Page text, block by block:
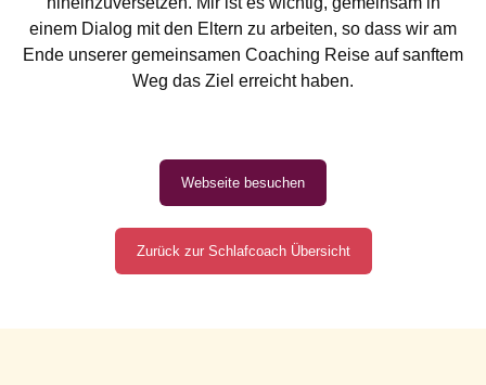
einem Dialog mit den Eltern zu arbeiten, so dass wir am
Ende unserer gemeinsamen Coaching Reise auf sanftem
Weg das Ziel erreicht haben.
Webseite besuchen
Zurück zur Schlafcoach Übersicht